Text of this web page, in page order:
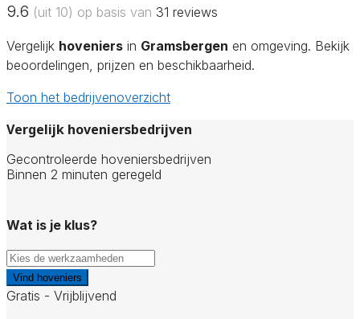
9.6 (uit 10) op basis van 31 reviews
Vergelijk hoveniers in Gramsbergen en omgeving. Bekijk
beoordelingen, prijzen en beschikbaarheid.
Toon het bedrijvenoverzicht
Vergelijk hoveniersbedrijven
Gecontroleerde hoveniersbedrijven
Binnen 2 minuten geregeld
Wat is je klus?
Vind hoveniers
Gratis - Vrijblijvend